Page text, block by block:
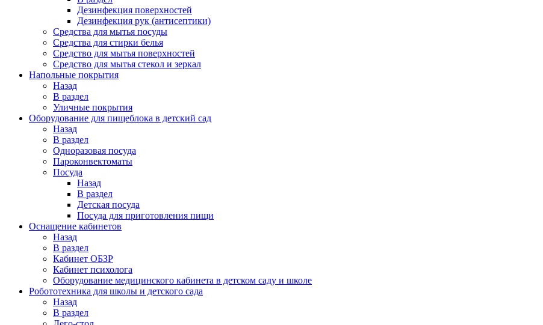
Дезинфекция поверхностей
Дезинфекция рук (антисептики)
Средства для мытья посуды
Средства для стирки белья
Средство для мытья поверхностей
Средство для мытья стекол и зеркал
Напольные покрытия
Назад
В раздел
Уличные покрытия
Оборудование для пищеблока в детский сад
Назад
В раздел
Одноразовая посуда
Пароконвектоматы
Посуда
Назад
В раздел
Детская посуда
Посуда для приготовления пищи
Оснащение кабинетов
Назад
В раздел
Кабинет ОБЗР
Кабинет психолога
Оборудование медицинского кабинета в детском саду и школе
Робототехника для школы и детского сада
Назад
В раздел